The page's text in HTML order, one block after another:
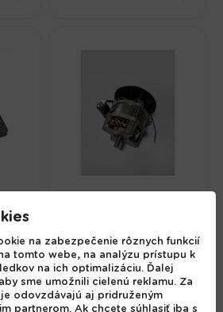
63.93 €
na zabezpečenie rôznych funkcií
tomto webe, na analýzu prístupu k
na ich optimalizáciu. Ďalej
sme umožnili cielenú reklamu. Za
odovzdávajú aj pridruženým
partnerom. Ak chcete súhlasiť iba s